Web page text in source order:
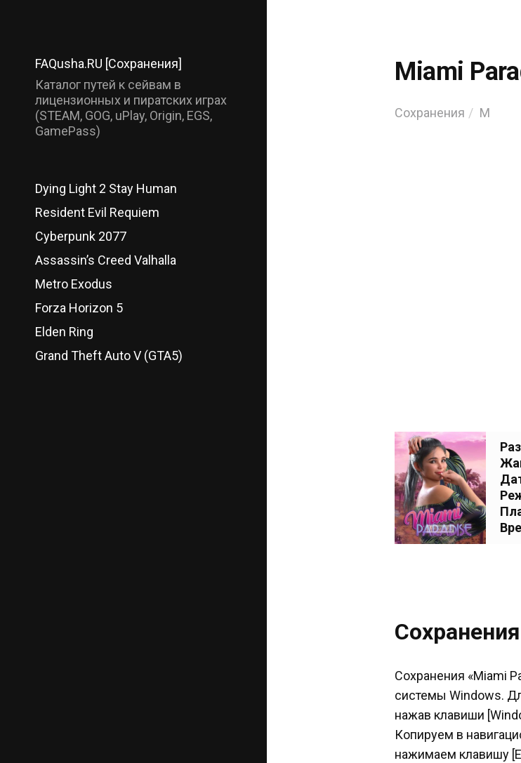
FAQusha.RU [Сохранения]
Каталог путей к сейвам в
лицензионных и пиратских играх
(STEAM, GOG, uPlay, Origin, EGS,
GamePass)
Dying Light 2 Stay Human
Resident Evil Requiem
Cyberpunk 2077
Assassin’s Creed Valhalla
Metro Exodus
Forza Horizon 5
Elden Ring
Grand Theft Auto V (GTA5)
Miami
Сохранения M
Сохранения «Miami
системы Windows.
нажав клавиши
Копируем в
нажимаем клавишу